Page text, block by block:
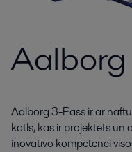
Aalborg 3-Pass ir ar
katls, kas ir projektēts un
inovatīvo kompetenci